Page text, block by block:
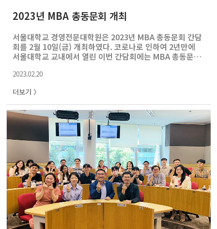
2023년 MBA 총동문회 개최
서울대학교 경영전문대학원은 2023년 MBA 총동문회 간담
회를 2월 10일(금) 개최하였다. 코로나로 인하여 2년만에
서울대학교 교내에서 열린 이번 간담회에는 MBA 총동문회
를 빛내주었다. SMBA 7기 문수영 동문의 환영사를 시작으
이 행사를 진행하였다. 또한 총동문회 총무를 맡은 SMBA 3
기 계명하 동문, 그리고 SMBA 10기 최재형 동문이 함께 참
석하여 지난 2022년 동문 활동을 돌이켜보며 재학생들에게
MBA 총동문회를 소개하였다. 동문회 소개 이후에는 식사
를 통해 동문들과 재학생들 간 화합의 자리를 가졌으며, 총
동문회의 발전 방향 및 재학생들과의 원활한 커뮤니케이션
2023.02.20
더보기 〉